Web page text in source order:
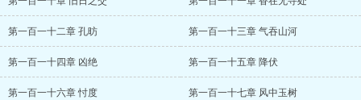
第一百一十二章 孔昉 第一百一十三章 气吞山河
第一百一十四章 凶绝 第一百一十五章 降伏
第一百一十六章 忖度 第一百一十七章 风中玉树